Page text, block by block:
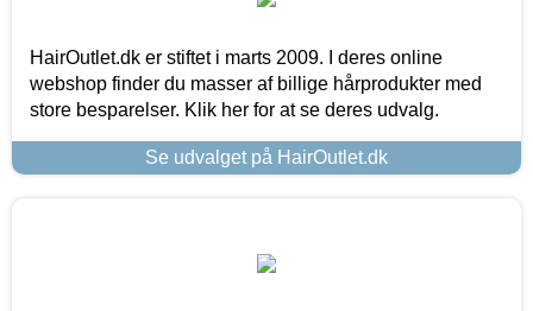
HairOutlet.dk er stiftet i marts 2009. I deres online
webshop finder du masser af billige hårprodukter med
store besparelser. Klik her for at se deres udvalg.
Se udvalget på HairOutlet.dk